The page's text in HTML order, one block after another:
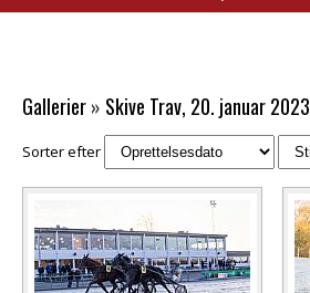
Gallerier» Skive Trav, 20. januar 2023
Sorter efter